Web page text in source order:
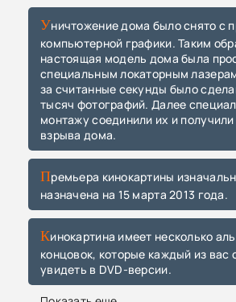
Уничтожение дома было снято с применением
компьютерной графики. Таким
настоящая модель дома была
специальным локаторным
за считанные секунды было
тысяч фотографий. Далее
монтажу соединили их и
взрыва дома.
Премьера кинокартины изначально была
назначена на 15 марта 2013 года.
Кинокартина имеет несколько альтернативных
концовок, которые каждый из вас
увидеть в DVD-версии.